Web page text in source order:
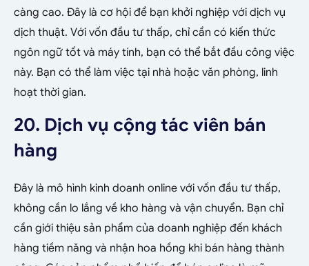
càng cao. Đây là cơ hội để bạn khởi nghiệp với dịch vụ
dịch thuật. Với vốn đầu tư thấp, chỉ cần có kiến thức
ngôn ngữ tốt và máy tính, bạn có thể bắt đầu công việc
này. Bạn có thể làm việc tại nhà hoặc văn phòng, linh
hoạt thời gian.
20. Dịch vụ cộng tác viên bán
hàng
Đây là mô hình kinh doanh online với vốn đầu tư thấp,
không cần lo lắng về kho hàng và vận chuyển. Bạn chỉ
cần giới thiệu sản phẩm của doanh nghiệp đến khách
hàng tiềm năng và nhận hoa hồng khi bán hàng thành